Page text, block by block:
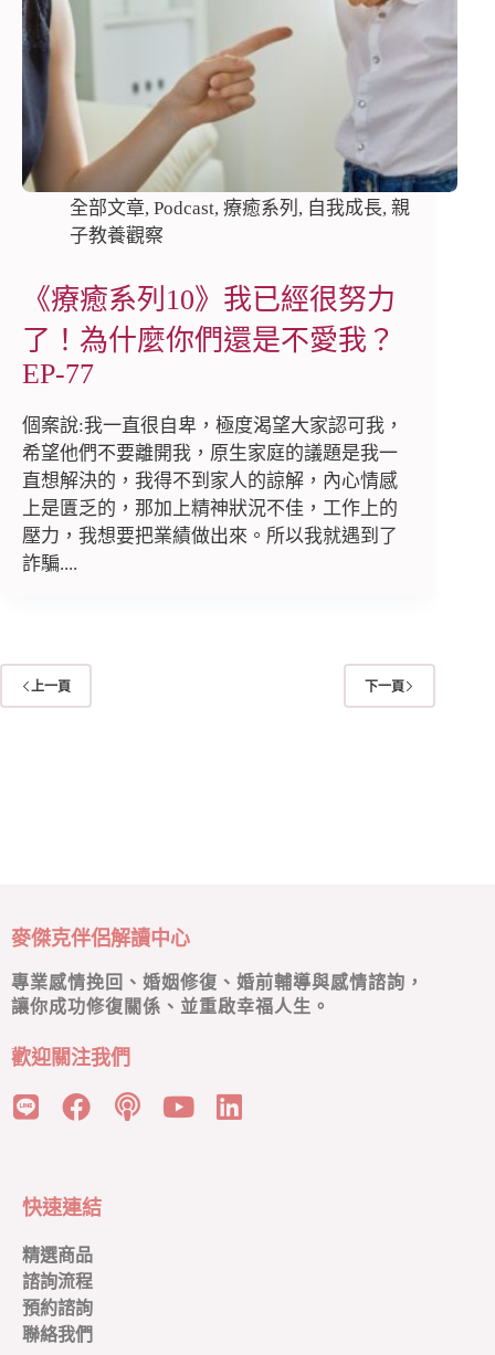
全部文章, Podcast, 療癒系列 , 自我成長, 親
子教養觀察
《療癒系列10》我已經很努力
了！為什麼你們還是不愛我？
EP-77
個案說:我一直很自卑，極度渴望大家認可我，
希望他們不要離開我，原生家庭的議題是我一
直想解決的，我得不到家人的諒解，內心情感
上是匱乏的，那加上精神狀況不佳，工作上的
壓力，我想要把業績做出來。所以我就遇到了
詐騙....
上一頁 下一頁
麥傑克伴侶解讀中心
專業感情挽回、婚姻修復、婚前輔導與感情諮詢，
讓你成功修復關係、並重啟幸福人生。
歡迎關注我們
快速連結
精選商品
諮詢流程
預約諮詢
聯絡我們